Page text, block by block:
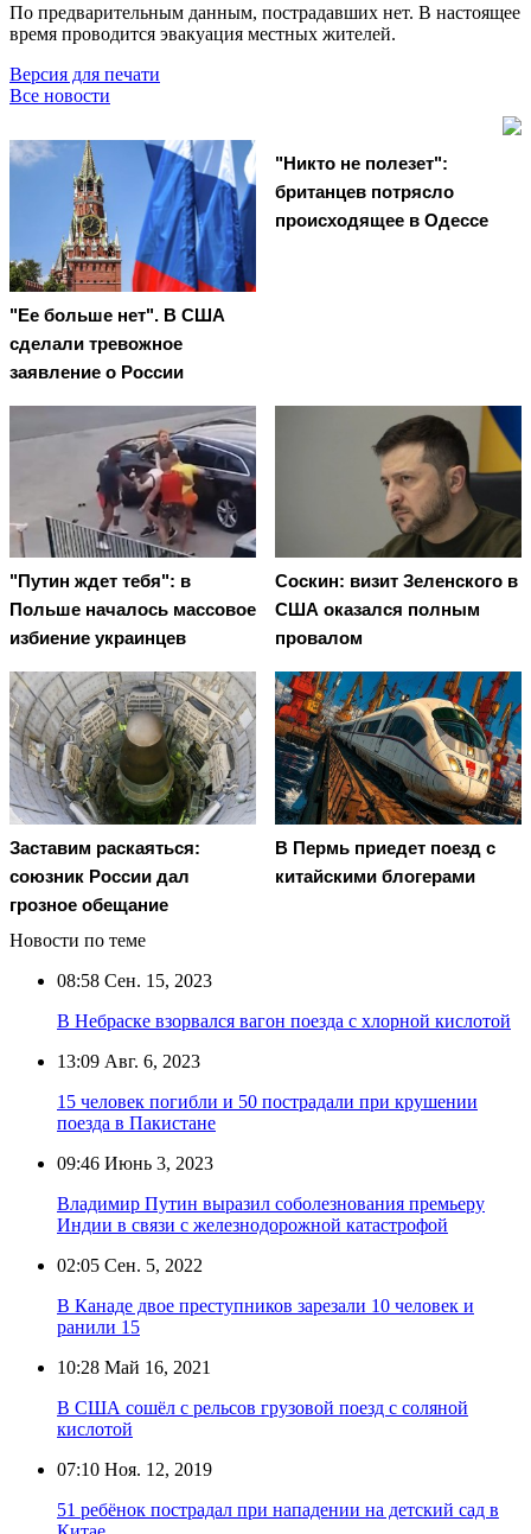
По предварительным данным, пострадавших нет. В настоящее
время проводится эвакуация местных жителей.
Версия для печати
Все новости
"Ее больше нет". В США
сделали тревожное
заявление о России
"Никто не полезет":
британцев потрясло
происходящее в Одессе
"Путин ждет тебя": в
Польше началось массовое
избиение украинцев
Соскин: визит Зеленского в
США оказался полным
провалом
Заставим раскаяться:
союзник России дал
грозное обещание
В Пермь приедет поезд с
китайскими блогерами
Новости по теме
08:58 Сен. 15, 2023
В Небраске взорвался вагон поезда с хлорной кислотой
13:09 Авг. 6, 2023
15 человек погибли и 50 пострадали при крушении
поезда в Пакистане
09:46 Июнь 3, 2023
Владимир Путин выразил соболезнования премьеру
Индии в связи с железнодорожной катастрофой
02:05 Сен. 5, 2022
В Канаде двое преступников зарезали 10 человек и
ранили 15
10:28 Май 16, 2021
В США сошёл с рельсов грузовой поезд с соляной
кислотой
07:10 Ноя. 12, 2019
51 ребёнок пострадал при нападении на детский сад в